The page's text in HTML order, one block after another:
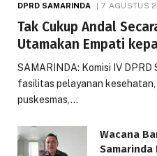
DPRD SAMARINDA 7 AGUSTUS
Tak Cukup Andal
Utamakan Empati
SAMARINDA: Komisi IV
fasilitas pelayanan
puskesmas,…
Wacana
Samarinda